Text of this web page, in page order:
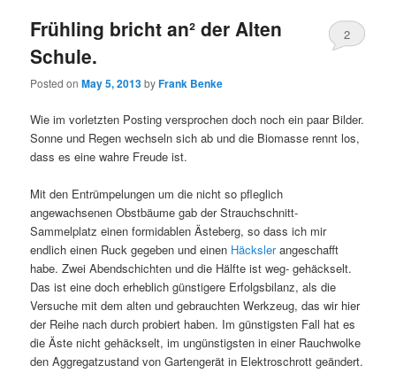
Frühling bricht an² der Alten
Schule.
Posted onMay 5, 2013byFrank Benke
2
Wie im vorletzten Posting versprochen doch noch ein paar Bilder.
Sonne und Regen wechseln sich ab und die Biomasse rennt los,
dass es eine wahre Freude ist.
Mit den Entrümpelungen um die nicht so pfleglich
angewachsenen Obstbäume gab der Strauchschnitt-
Sammelplatz einen formidablen Ästeberg, so dass ich mir
endlich einen Ruck gegeben und einen Häckslerangeschafft
habe. Zwei Abendschichten und die Hälfte ist weg- gehäckselt.
Das ist eine doch erheblich günstigere Erfolgsbilanz, als die
Versuche mit dem alten und gebrauchten Werkzeug, das wir hier
der Reihe nach durch probiert haben. Im günstigsten Fall hat es
die Äste nicht gehäckselt, im ungünstigsten in einer Rauchwolke
den Aggregatzustand von Gartengerät in Elektroschrott geändert.